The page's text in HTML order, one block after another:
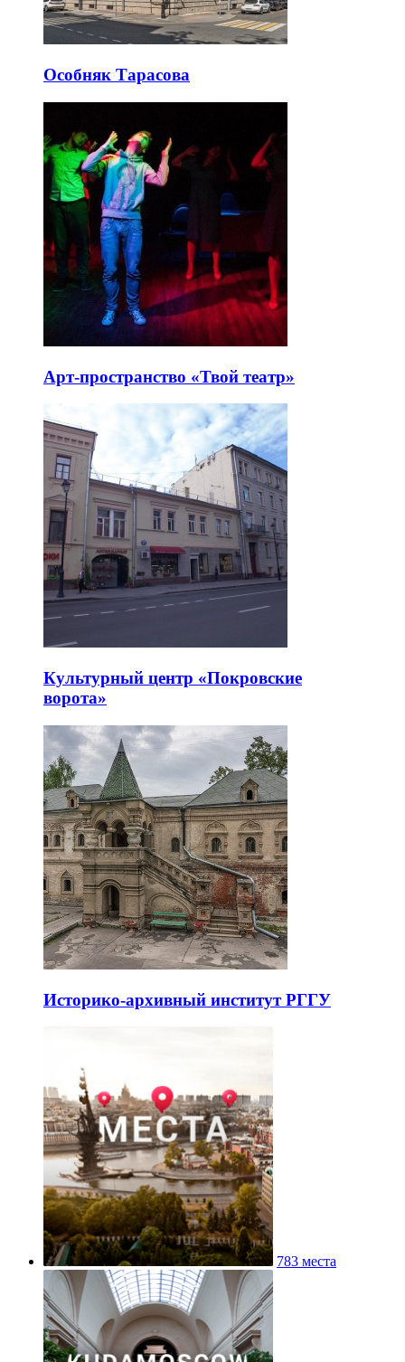
Особняк Тарасова
Арт-пространство «Твой театр»
Культурный центр «Покровские
ворота»
Историко-архивный институт РГГУ
783 места